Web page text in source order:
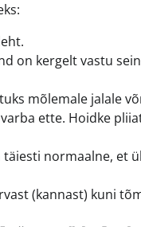
on kergelt vastu
mõlemale jalale
ette. Hoidke
täiesti normaalne, et
(kannast) kuni